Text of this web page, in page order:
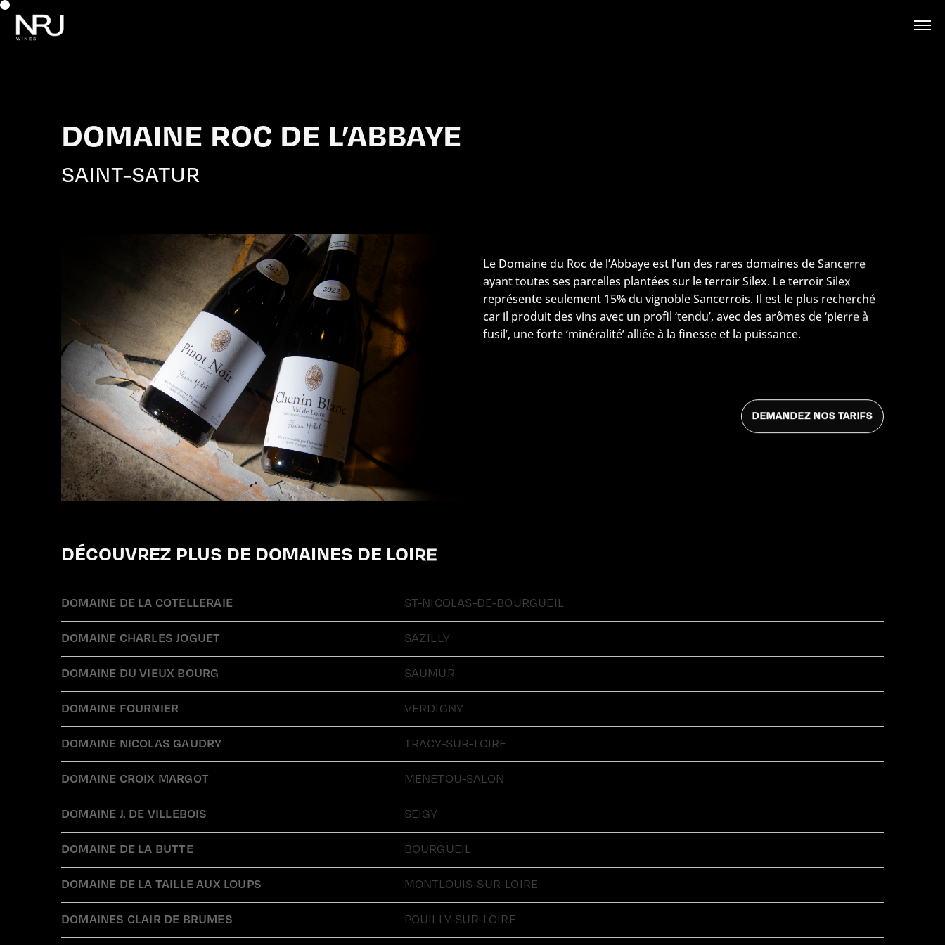
DOMAINE ROC DE L’ABBAYE
SAINT-SATUR
Le Domaine du Roc de l’Abbaye est l’un des rares domaines de Sancerre
ayant toutes ses parcelles plantées sur le terroir Silex. Le terroir Silex
représente seulement 15% du vignoble Sancerrois. Il est le plus recherché
car il produit des vins avec un profil ‘tendu’, avec des arômes de ‘pierre à
fusil’, une forte ‘minéralité’ alliée à la finesse et la puissance.
DÉCOUVREZ PLUS DE DOMAINES DE LOIRE
DOMAINE DE LA COTELLERAIE ST-NICOLAS-DE-BOURGUEIL
DOMAINE CHARLES JOGUET SAZILLY
DOMAINE DU VIEUX BOURG SAUMUR
DOMAINE FOURNIER VERDIGNY
DOMAINE NICOLAS GAUDRY TRACY-SUR-LOIRE
DOMAINE CROIX MARGOT MENETOU-SALON
DOMAINE J. DE VILLEBOIS SEIGY
DOMAINE DE LA BUTTE BOURGUEIL
DOMAINE DE LA TAILLE AUX LOUPS MONTLOUIS-SUR-LOIRE
DOMAINES CLAIR DE BRUMES POUILLY-SUR-LOIRE